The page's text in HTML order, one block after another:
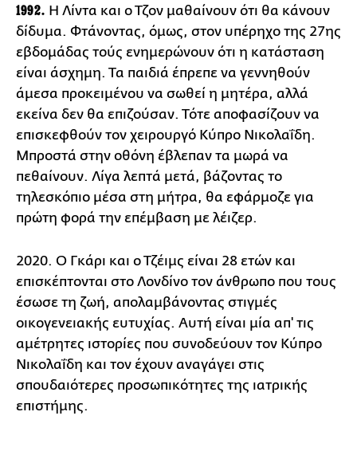
1992. Η Λίντα και ο Τζον μαθαίνουν ότι θα κάνουν
δίδυμα. Φτάνοντας, όμως, στον υπέρηχο της 27ης
εβδομάδας τούς ενημερώνουν ότι η κατάσταση
είναι άσχημη. Τα παιδιά έπρεπε να γεννηθούν
άμεσα προκειμένου να σωθεί η μητέρα, αλλά
εκείνα δεν θα επιζούσαν. Τότε αποφασίζουν να
επισκεφθούν τον χειρουργό Κύπρο Νικολαΐδη.
Μπροστά στην οθόνη έβλεπαν τα μωρά να
πεθαίνουν. Λίγα λεπτά μετά, βάζοντας το
τηλεσκόπιο μέσα στη μήτρα, θα εφάρμοζε για
πρώτη φορά την επέμβαση με λέιζερ.
2020. Ο Γκάρι και ο Τζέιμς είναι 28 ετών και
επισκέπτονται στο Λονδίνο τον άνθρωπο που τους
έσωσε τη ζωή, απολαμβάνοντας στιγμές
οικογενειακής ευτυχίας. Αυτή είναι μία απ' τις
αμέτρητες ιστορίες που συνοδεύουν τον Κύπρο
Νικολαΐδη και τον έχουν αναγάγει στις
σπουδαιότερες προσωπικότητες της ιατρικής
επιστήμης.